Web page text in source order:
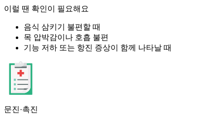
이럴 땐 확인이 필요해요
음식 삼키기 불편할 때
목 압박감이나 호흡 불편
기능 저하 또는 항진 증상이 함께 나타날 때
문진·촉진